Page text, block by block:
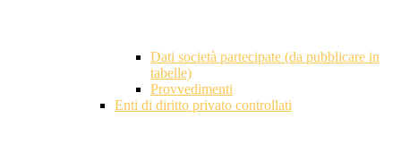
Dati società partecipate (da pubblicare in
tabelle)
Provvedimenti
Enti di diritto privato controllati